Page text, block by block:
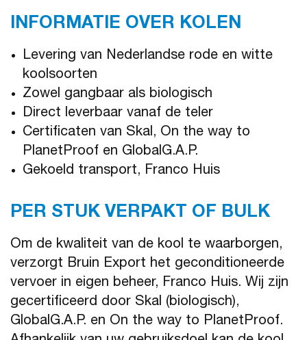
INFORMATIE OVER KOLEN
Levering van Nederlandse rode en witte
koolsoorten
Zowel gangbaar als biologisch
Direct leverbaar vanaf de teler
Certificaten van Skal, On the way to
PlanetProof en GlobalG.A.P.
Gekoeld transport, Franco Huis
PER STUK VERPAKT OF BULK
Om de kwaliteit van de kool te waarborgen,
verzorgt Bruin Export het geconditioneerde
vervoer in eigen beheer, Franco Huis. Wij zijn
gecertificeerd door Skal (biologisch),
GlobalG.A.P. en On the way to PlanetProof.